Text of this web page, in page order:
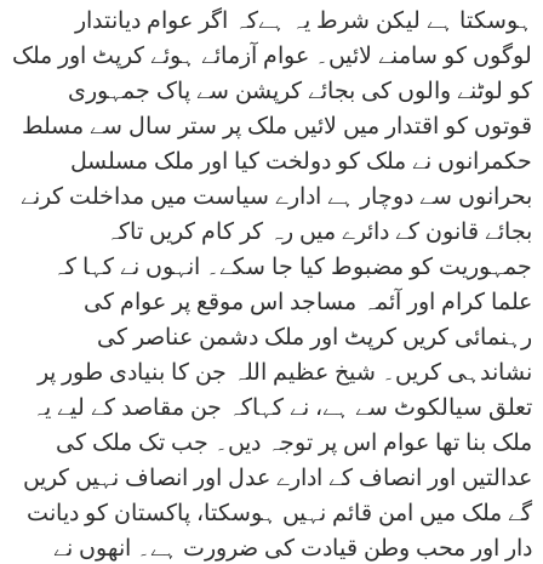
ہوسکتا ہے لیکن شرط یہ ہےکہ اگر عوام دیانتدار
لوگوں کو سامنے لائیں۔ عوام آزمائے ہوئے کرپٹ اور ملک
کو لوٹنے والوں کی بجائے کرپشن سے پاک جمہوری
قوتوں کو اقتدار میں لائیں ملک پر ستر سال سے مسلط
حکمرانوں نے ملک کو دولخت کیا اور ملک مسلسل
بحرانوں سے دوچار ہے ادارے سیاست میں مداخلت کرنے
بجائے قانون کے دائرے میں رہ کر کام کریں تاکہ
جمہوریت کو مضبوط کیا جا سکے۔ انہوں نے کہا کہ
علما کرام اور آئمہ مساجد اس موقع پر عوام کی
رہنمائی کریں کرپٹ اور ملک دشمن عناصر کی
نشاندہی کریں۔ شیخ عظیم اللہ جن کا بنیادی طور پر
تعلق سیالکوٹ سے ہے، نے کہاکہ جن مقاصد کے لیے یہ
ملک بنا تھا عوام اس پر توجہ دیں۔ جب تک ملک کی
عدالتیں اور انصاف کے ادارے عدل اور انصاف نہیں کریں
گے ملک میں امن قائم نہیں ہوسکتا، پاکستان کو دیانت
دار اور محب وطن قیادت کی ضرورت ہے۔ انھوں نے